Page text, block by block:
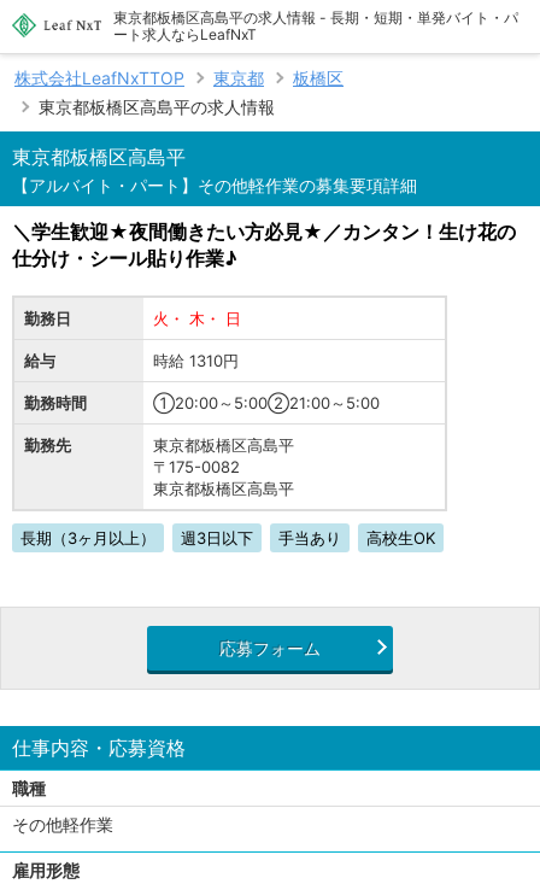
東京都板橋区高島平の求人情報 - 長期・短期・単発バイト・パ
ート求人ならLeafNxT
株式会社LeafNxTTOP 東京都
板橋区
東京都板橋区高島平の求人情報
東京都板橋区高島平
【アルバイト・パート】その他軽作業の募集要項詳細
＼学生歓迎★夜間働きたい方必見★／カンタン！生け花の
仕分け・シール貼り作業♪
勤務日 火・ 木・ 日
給与 時給 1310円
勤務時間 ①20:00～5:00②21:00～5:00
勤務先
東京都板橋区高島平
〒175-0082
東京都板橋区高島平
長期（3ヶ月以上） 週3日以下 手当あり 高校生OK
応募フォーム
仕事内容・応募資格
職種
その他軽作業
雇用形態